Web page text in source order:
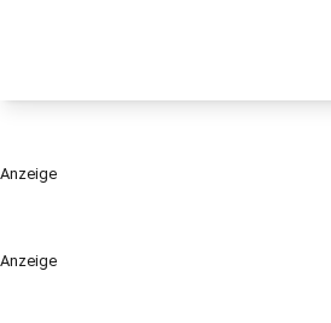
Anzeige
Anzeige